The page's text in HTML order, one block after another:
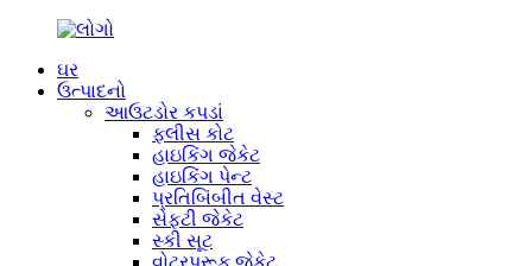
ઘર
ઉત્પાદનો
આઉટડોર કપડાં
ફ્લીસ કોટ
હાઇકિંગ જેકેટ
હાઇકિંગ પેન્ટ
પ્રતિબિંબીત વેસ્ટ
સેફ્ટી જેકેટ
સ્કી સૂટ
વોટરપ્રૂફ જેકેટ